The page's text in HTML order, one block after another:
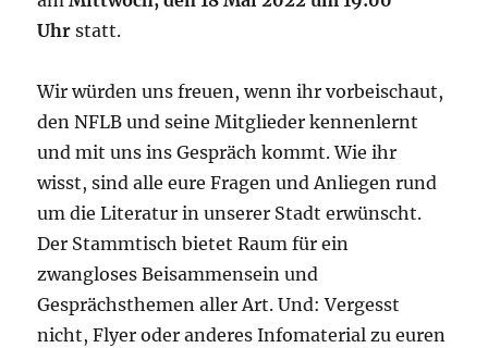
Uhrstatt.
Wir würden uns freuen, wenn ihr vorbeischaut,
den NFLB und seine Mitglieder kennenlernt
und mit uns ins Gespräch kommt. Wie ihr
wisst, sind alle eure Fragen und Anliegen rund
um die Literatur in unserer Stadt erwünscht.
Der Stammtisch bietet Raum für ein
zwangloses Beisammensein und
Gesprächsthemen aller Art. Und: Vergesst
nicht, Flyer oder anderes Infomaterial zu euren